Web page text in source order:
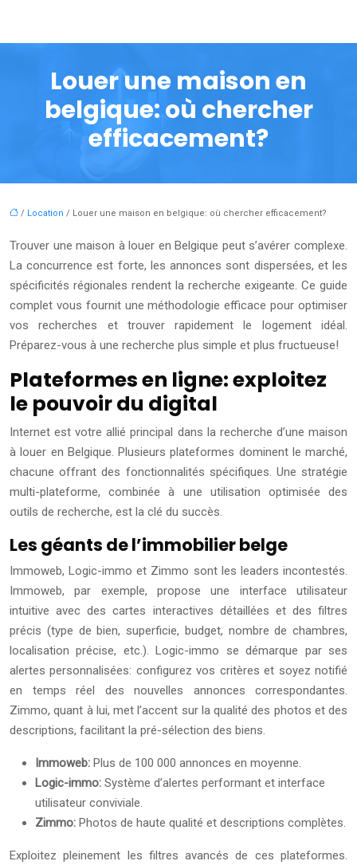
Louer une maison en
belgique: où chercher
efficacement?
/ Location / Louer une maison en belgique: où chercher efficacement?
Trouver une maison à louer en Belgique peut s’avérer complexe.
La concurrence est forte, les annonces sont dispersées, et les
spécificités régionales rendent la recherche exigeante. Ce guide
complet vous fournit une méthodologie efficace pour optimiser
vos recherches et trouver rapidement le logement idéal.
Préparez-vous à une recherche plus simple et plus fructueuse!
Plateformes en ligne: exploitez
le pouvoir du digital
Internet est votre allié principal dans la recherche d’une maison
à louer en Belgique. Plusieurs plateformes dominent le marché,
chacune offrant des fonctionnalités spécifiques. Une stratégie
multi-plateforme, combinée à une utilisation optimisée des
outils de recherche, est la clé du succès.
Les géants de l’immobilier belge
Immoweb, Logic-immo et Zimmo sont les leaders incontestés.
Immoweb, par exemple, propose une interface utilisateur
intuitive avec des cartes interactives détaillées et des filtres
précis (type de bien, superficie, budget, nombre de chambres,
localisation précise, etc.). Logic-immo se démarque par ses
alertes personnalisées: configurez vos critères et soyez notifié
en temps réel des nouvelles annonces correspondantes.
Zimmo, quant à lui, met l’accent sur la qualité des photos et des
descriptions, facilitant la pré-sélection des biens.
Immoweb: Plus de 100 000 annonces en moyenne.
Logic-immo: Système d’alertes performant et interface
utilisateur conviviale.
Zimmo: Photos de haute qualité et descriptions complètes.
Exploitez pleinement les filtres avancés de ces plateformes.